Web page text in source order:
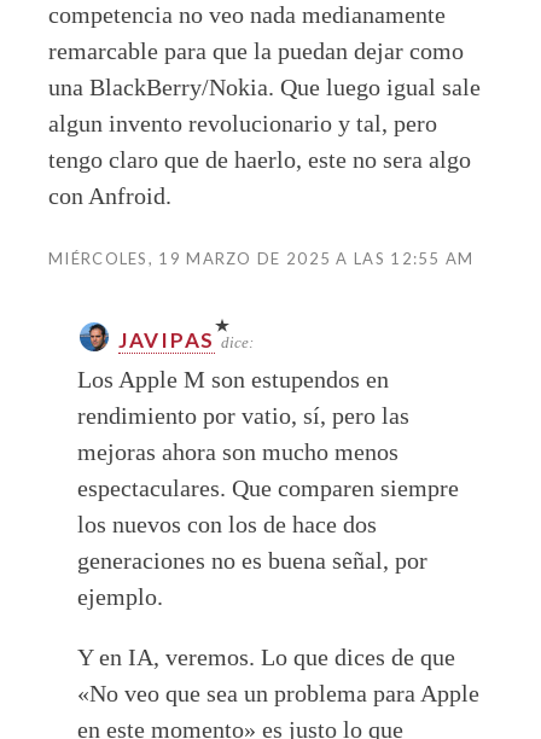
competencia no veo nada medianamente
remarcable para que la puedan dejar como
una BlackBerry/Nokia. Que luego igual sale
algun invento revolucionario y tal, pero
tengo claro que de haerlo, este no sera algo
con Anfroid.
MIÉRCOLES, 19 MARZO DE 2025 A LAS 12:55 AM
JAVIPAS dice:
Los Apple M son estupendos en
rendimiento por vatio, sí, pero las
mejoras ahora son mucho menos
espectaculares. Que comparen siempre
los nuevos con los de hace dos
generaciones no es buena señal, por
ejemplo.
Y en IA, veremos. Lo que dices de que
«No veo que sea un problema para Apple
en este momento» es justo lo que